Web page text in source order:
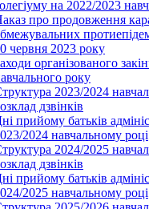
на 2022/2023
про продовження
червня 2023 року
організованого
року
2023/2024
дзвінків
прийому батьків
2024 навчальному році
2024/2025
дзвінків
прийому батьків
2025 навчальному році